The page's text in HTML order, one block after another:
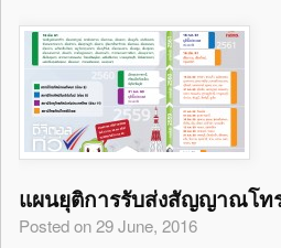
แผนยุติการรับส่งสัญญาณโท
Posted on 29 June, 2016